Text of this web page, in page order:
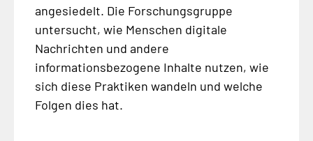
angesiedelt. Die Forschungsgruppe
untersucht, wie Menschen digitale
Nachrichten und andere
informationsbezogene Inhalte nutzen, wie
sich diese Praktiken wandeln und welche
Folgen dies hat.